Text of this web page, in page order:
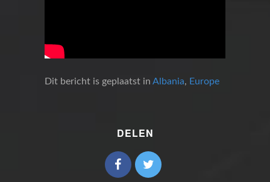
Dit bericht is geplaatst in Albania, Europe
DELEN